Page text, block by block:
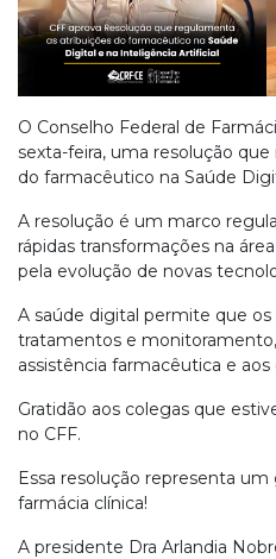
O Conselho Federal de
sexta-feira, uma resolução
do farmacêutico na Saúde
A resolução é um marco
rápidas transformações na
pela evolução de novas
A saúde digital permite que
tratamentos e
assistência farmacêutica e aos
Gratidão aos colegas que
no CFF.
Essa resolução representa um
farmácia clínica!
A presidente Dra Arlandia